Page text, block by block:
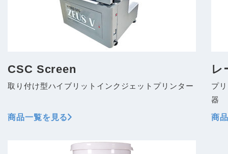
CSC Screen
取り付け型ハイブリットインクジェットプリンター
商品一覧を見る
レ
プ
器
商